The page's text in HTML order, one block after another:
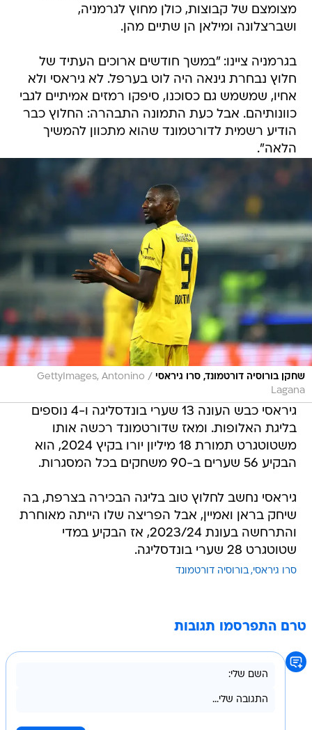
מצומצם של קבוצות, כולן מחוץ לגרמניה,
ושברצלונה ומילאן הן שתיים מהן.
בגרמניה ציינו: "במשך חודשים ארוכים העתיד של
חלוץ נבחרת גינאה היה לוט בערפל. לא גיראסי ולא
אחיו, שמשמש גם כסוכנו, סיפקו רמזים אמיתיים לגבי
כוונותיהם. אבל כעת התמונה התבהרה: החלוץ כבר
הודיע רשמית לדורטמונד שהוא מתכוון להמשיך
הלאה".
שחקן בורוסיה דורטמונד, סרו גיראסי /
GettyImages, Antonino
Lagana
גיראסי כבש העונה 13 שערי בונדסליגה ו-4 נוספים
בליגת האלופות. ומאז שדורטמונד רכשה אותו
משטוטגרט תמורת 18 מיליון יורו בקיץ 2024, הוא
הבקיע 56 שערים ב-90 משחקים בכל המסגרות.
גיראסי נחשב לחלוץ טוב בליגה הבכירה בצרפת, בה
שיחק בראן ואמיין, אבל הפריצה שלו הייתה מאוחרת
והתרחשה בעונת 2023/24, אז הבקיע במדי
שטוטגרט 28 שערי בונדסליגה.
סרו גיראסי בורוסיה דורטמונד
טרם התפרסמו תגובות